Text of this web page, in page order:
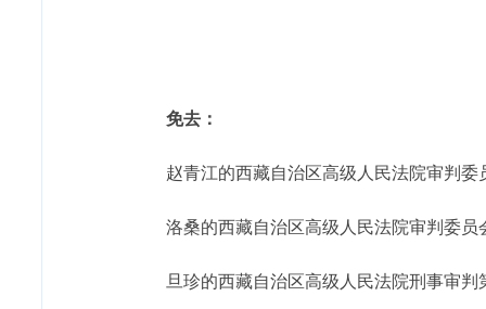
免去：
赵青江的西藏自治区高级人民法院审判
洛桑的西藏自治区高级人民法院审判委
旦珍的西藏自治区高级人民法院刑事审判